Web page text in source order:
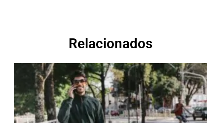
Relacionados